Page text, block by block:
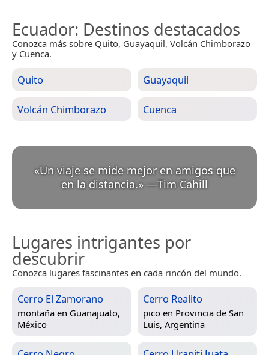
Ecuador: Destinos destacados
Conozca más sobre Quito, Guayaquil, Volcán Chimborazo
y Cuenca.
Quito Guayaquil
Volcán Chimborazo Cuenca
«Un viaje se mide mejor en amigos que
en la distancia.» —Tim Cahill
Lugares intrigantes por
descubrir
Conozca lugares fascinantes en cada rincón del mundo.
Cerro El Zamorano
montaña en Guanajuato,
México
Cerro Realito
pico en Provincia de San
Luis, Argentina